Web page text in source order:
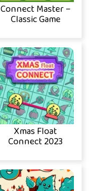
Connect Master –
Classic Game
Xmas Float
Connect 2023